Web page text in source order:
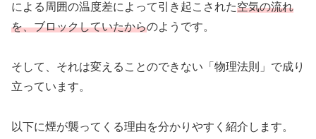
による周囲の温度差によって引き起こされた空気の流れ
を、ブロックしていたからのようです。
そして、それは変えることのできない「物理法則」で成り
立っています。
以下に煙が襲ってくる理由を分かりやすく紹介します。